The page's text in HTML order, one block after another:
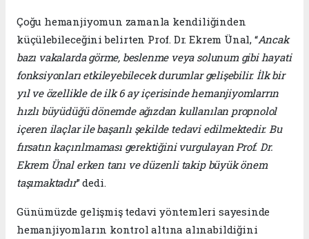
Çoğu hemanjiyomun zamanla kendiliğinden
küçülebileceğini belirten Prof. Dr. Ekrem Ünal, “Ancak
bazı vakalarda görme, beslenme veya solunum gibi hayati
fonksiyonları etkileyebilecek durumlar gelişebilir. İlk bir
yıl ve özellikle de ilk 6 ay içerisinde hemanjiyomlarrın
hızlı büyüdüğü dönemde ağızdan kullanılan propnolol
içeren ilaçlar ile başarılı şekilde tedavi edilmektedir. Bu
fırsatın kaçırılmaması gerektiğini vurgulayan Prof. Dr.
Ekrem Ünal erken tanı ve düzenli takip büyük önem
taşımaktadır” dedi.
Günümüzde gelişmiş tedavi yöntemleri sayesinde
hemanjiyomların kontrol altına alınabildiğini